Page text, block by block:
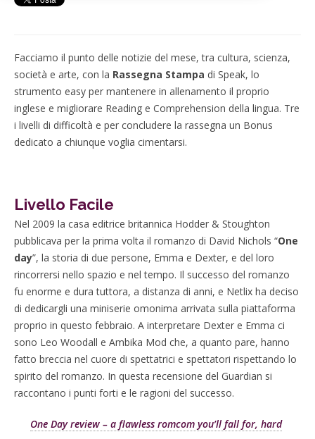
Facciamo il punto delle notizie del mese, tra cultura, scienza,
società e arte, con la Rassegna Stampa di Speak, lo
strumento easy per mantenere in allenamento il proprio
inglese e migliorare Reading e Comprehension della lingua. Tre
i livelli di difficoltà e per concludere la rassegna un Bonus
dedicato a chiunque voglia cimentarsi.
Livello Facile
Nel 2009 la casa editrice britannica Hodder & Stoughton
pubblicava per la prima volta il romanzo di David Nichols “One
day”, la storia di due persone, Emma e Dexter, e del loro
rincorrersi nello spazio e nel tempo. Il successo del romanzo
fu enorme e dura tuttora, a distanza di anni, e Netlix ha deciso
di dedicargli una miniserie omonima arrivata sulla piattaforma
proprio in questo febbraio. A interpretare Dexter e Emma ci
sono Leo Woodall e Ambika Mod che, a quanto pare, hanno
fatto breccia nel cuore di spettatrici e spettatori rispettando lo
spirito del romanzo. In questa recensione del Guardian si
raccontano i punti forti e le ragioni del successo.
One Day review – a flawless romcom you’ll fall for, hard